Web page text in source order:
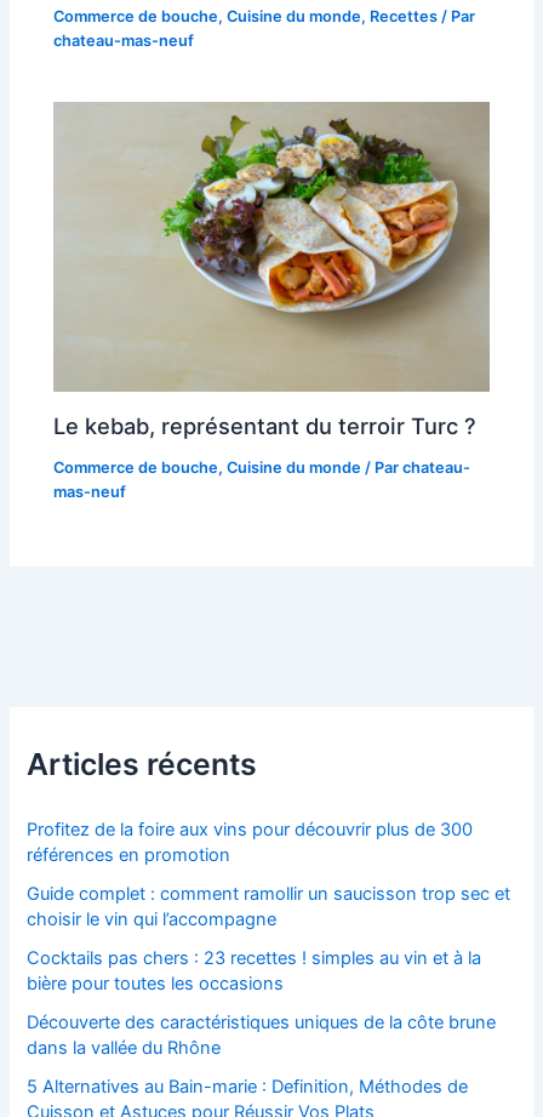
Commerce de bouche,Cuisine du monde, Recettes / Par
chateau-mas-neuf
Le kebab, représentant du terroir Turc ?
Commerce de bouche,Cuisine du monde / Parchateau-
mas-neuf
Articles récents
Profitez de la foire aux vins pour découvrir plus de 300
références en promotion
Guide complet : comment ramollir un saucisson trop sec et
choisir le vin qui l’accompagne
Cocktails pas chers : 23 recettes ! simples au vin et à la
bière pour toutes les occasions
Découverte des caractéristiques uniques de la côte brune
dans la vallée du Rhône
5 Alternatives au Bain-marie : Definition, Méthodes de
Cuisson et Astuces pour Réussir Vos Plats